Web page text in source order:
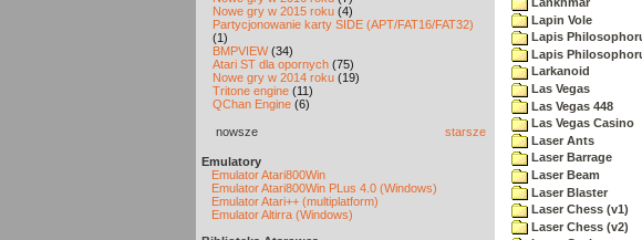
Nowe gry w 2015 roku (4)
Partycjonowanie karty SIDE (APT/FAT16/FAT32)
(1)
BMPVIEW(34)
Atari ST dla opornych (75)
Nowe gry w 2014 roku (19)
Tritone engine (11)
QChan Engine (6)
nowsze starsze
Emulatory
Emulator Atari800Win
Emulator Atari800Win PLus 4.0 (Windows)
Emulator Atari++ (multiplatform)
Emulator Altirra (Windows)
Lapin Vole
Lapis
Lapis
Larkanoid
Las Vegas
Las Vegas 448
Las Vegas Casino
Laser Ants
Laser Barrage
Laser Beam
Laser Blaster
Laser Chess (v1)
Laser Chess (v2)